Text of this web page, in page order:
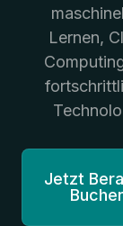
Lernen,
Jetzt